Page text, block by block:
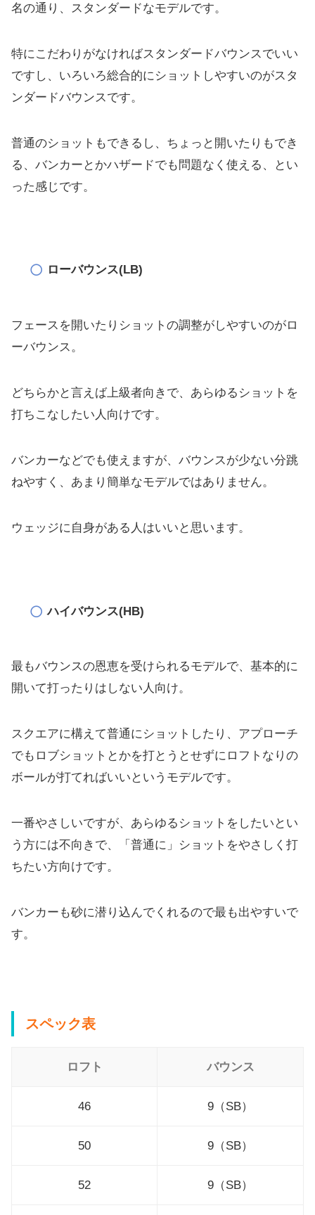
名の通り、スタンダードなモデルです。
特にこだわりがなければスタンダードバウンスでいい
ですし、 いろいろ総合的にショットしやすいのがスタ
ンダードバウンスです。
普通のショットもできるし、ちょっと開いたりもでき
る、 バンカーとかハザードでも問題なく使える、とい
った感じです。
ローバウンス(LB)
フェースを開いたりショットの調整がしやすいのがロ
ーバウンス。
どちらかと言えば上級者向きで、 あらゆるショットを
打ちこなしたい人向けです。
バンカーなどでも使えますが、バウンスが少ない分跳
ねやすく、 あまり簡単なモデルではありません。
ウェッジに自身がある人はいいと思います。
ハイバウンス(HB)
最もバウンスの恩恵を受けられるモデルで、 基本的に
開いて打ったりはしない人向け。
スクエアに構えて普通にショットしたり、 アプローチ
でもロブショットとかを打とうとせずにロフトなりの
ボールが打てればいいというモデルです。
一番やさしいですが、 あらゆるショットをしたいとい
う方には不向きで、「普通に」
ショットをやさしく打
ちたい方向けです。
バンカーも砂に潜り込んでくれるので最も出やすいで
す。
スペック表
ロフト バウンス
46 9（SB）
50 9（SB）
52 9（SB）